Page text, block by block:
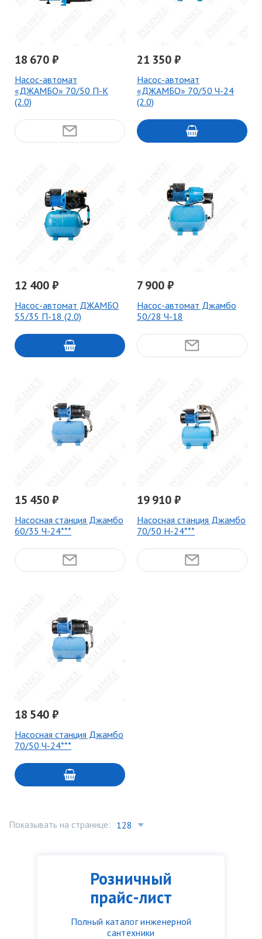
Розничный
прайс-лист
Полный каталог инженерной
сантехники
18 670 ₽
Насос-автомат
«ДЖАМБО» 70/50 П-К
(2.0)
21 350 ₽
Насос-автомат
«ДЖАМБО» 70/50 Ч-24
(2.0)
12 400 ₽
Насос-автомат ДЖАМБО
55/35 П-18 (2.0)
7 900 ₽
Насос-автомат Джамбо
50/28 Ч-18
15 450 ₽
Насосная станция Джамбо
60/35 Ч-24***
19 910 ₽
Насосная станция Джамбо
70/50 Н-24***
18 540 ₽
Насосная станция Джамбо
70/50 Ч-24***
Показывать на странице: